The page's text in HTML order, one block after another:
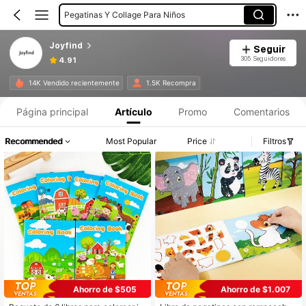
Pegatinas Y Collage Para Niños
Joyfind
4.91
Seguir
305 Seguidores
14K Vendido recientemente 1.5K Recompra
Página principal Artículo Promo Comentarios
Recommended Most Popular Price Filtros
Ahorro de $505
Ahorro de $1.007